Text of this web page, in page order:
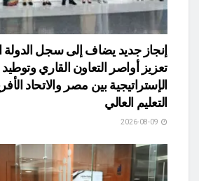
​إنجاز جديد يضاف إلى سجل
تعزيز أواصر التعاون القاري
الإستراتيجية بين مصر والاتحاد
التعليم العالي